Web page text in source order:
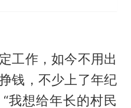
工作，如今不用出
钱，不少上了年纪
我想给年长的村民